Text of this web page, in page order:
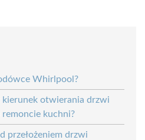
Whirlpool?
kierunek otwierania drzwi
kuchni?
przełożeniem drzwi